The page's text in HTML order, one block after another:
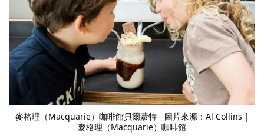
麥格理（Macquarie）咖啡館貝爾蒙特 - 圖片來源：Al Collins |
麥格理（Macquarie）咖啡館